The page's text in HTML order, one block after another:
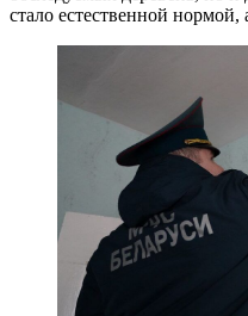
стало естественной нормой,